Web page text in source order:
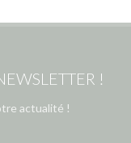
!
actualité !